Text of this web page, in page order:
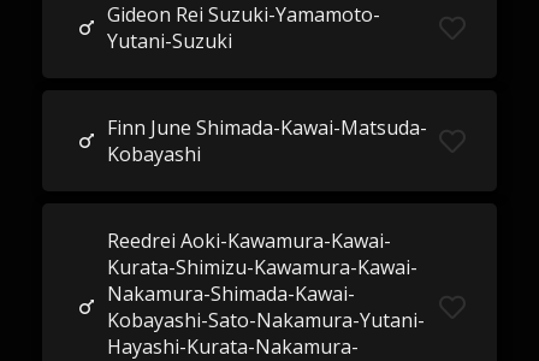
Gideon Rei Suzuki-Yamamoto-
Yutani-Suzuki
Finn June Shimada-Kawai-Matsuda-
Kobayashi
Reedrei Aoki-Kawamura-Kawai-
Kurata-Shimizu-Kawamura-Kawai-
Nakamura-Shimada-Kawai-
Kobayashi-Sato-Nakamura-Yutani-
Hayashi-Kurata-Nakamura-